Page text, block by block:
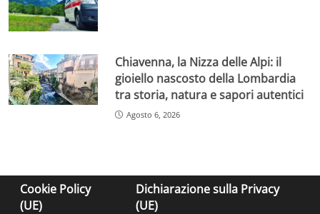
Chiavenna, la Nizza delle Alpi: il
gioiello nascosto della Lombardia
tra storia, natura e sapori autentici
Agosto 6, 2026
Cookie Policy
(UE)
Dichiarazione sulla Privacy
(UE)